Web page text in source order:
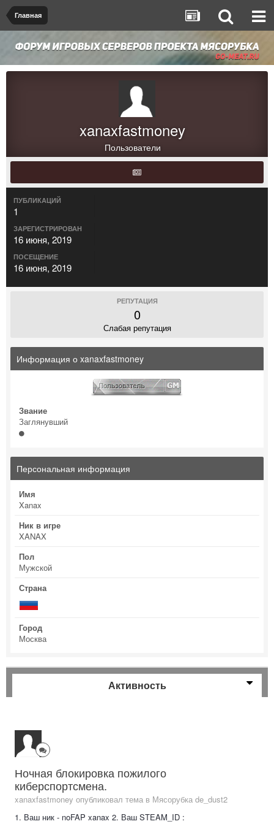
Главная
xanaxfastmoney
Пользователи
ПУБЛИКАЦИЙ
1
ЗАРЕГИСТРИРОВАН
16 июня, 2019
ПОСЕЩЕНИЕ
16 июня, 2019
РЕПУТАЦИЯ
0
Слабая репутация
Информация о xanaxfastmoney
Звание
Заглянувший
Персональная информация
Имя
Xanax
Ник в игре
XANAX
Пол
Мужской
Страна
Город
Москва
Активность
Ночная блокировка пожилого
киберспортсмена.
xanaxfastmoney опубликовал тема в Мясорубка de_dust2
1. Ваш ник - noFAP xanax 2. Ваш STEAM_ID :